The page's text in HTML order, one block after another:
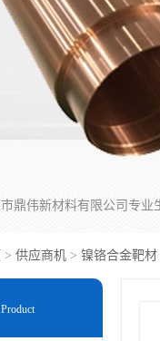
> 供应商机 > 镍铬合金靶材
Product